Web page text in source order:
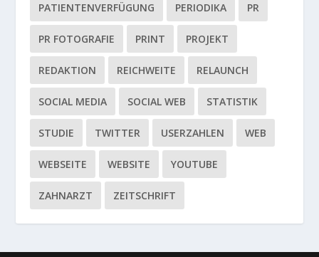
PATIENTENVERFÜGUNG PERIODIKA PR
PR FOTOGRAFIE PRINT PROJEKT
REDAKTION REICHWEITE RELAUNCH
SOCIAL MEDIA SOCIAL WEB STATISTIK
STUDIE TWITTER USERZAHLEN WEB
WEBSEITE WEBSITE YOUTUBE
ZAHNARZT ZEITSCHRIFT